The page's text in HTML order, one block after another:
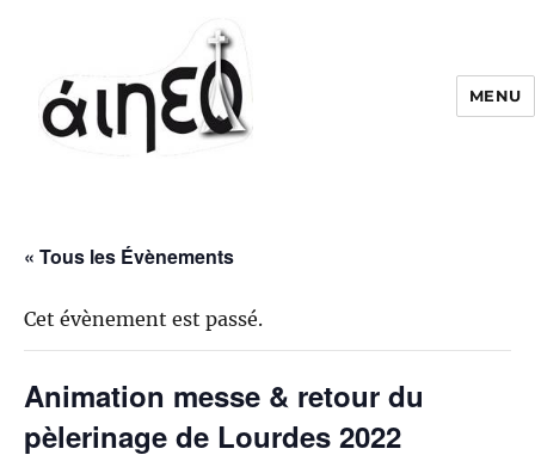
MENU
« Tous les Évènements
Cet évènement est passé.
Animation messe & retour du
pèlerinage de Lourdes 2022